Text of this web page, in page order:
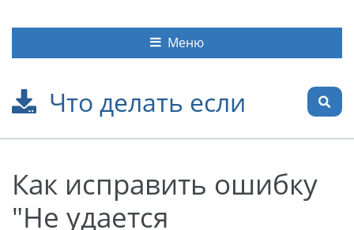
Что делать если
Меню
Как исправить ошибку
"Не удается